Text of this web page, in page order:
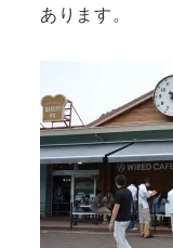
あります。